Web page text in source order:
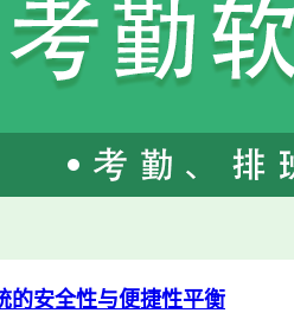
的安全性与便捷性平衡